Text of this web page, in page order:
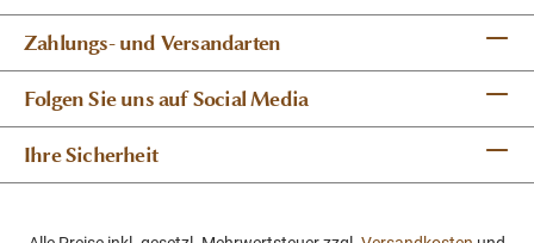
Zahlungs- und Versandarten
Folgen Sie uns auf Social Media
Ihre Sicherheit